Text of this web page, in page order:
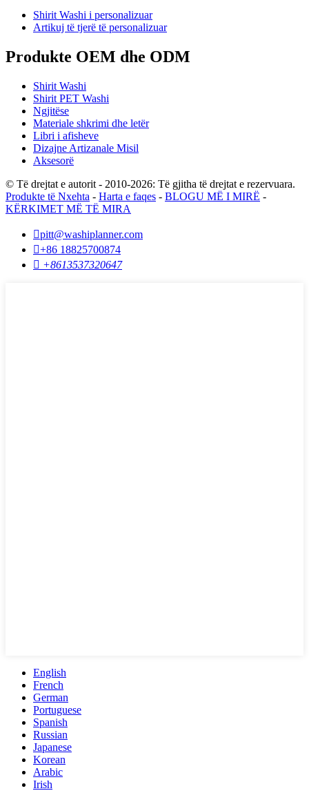
Shirit Washi i personalizuar
Artikuj të tjerë të personalizuar
Produkte OEM dhe ODM
Shirit Washi
Shirit PET Washi
Ngjitëse
Materiale shkrimi dhe letër
Libri i afisheve
Dizajne Artizanale Misil
Aksesorë
© Të drejtat e autorit - 2010-2026: Të gjitha të drejtat e rezervuara.
Produkte të Nxehta - Harta e faqes - BLOGU MË I MIRË -
KËRKIMET MË TË MIRA
pitt@washiplanner.com
+86 18825700874
 +8613537320647
English
French
German
Portuguese
Spanish
Russian
Japanese
Korean
Arabic
Irish